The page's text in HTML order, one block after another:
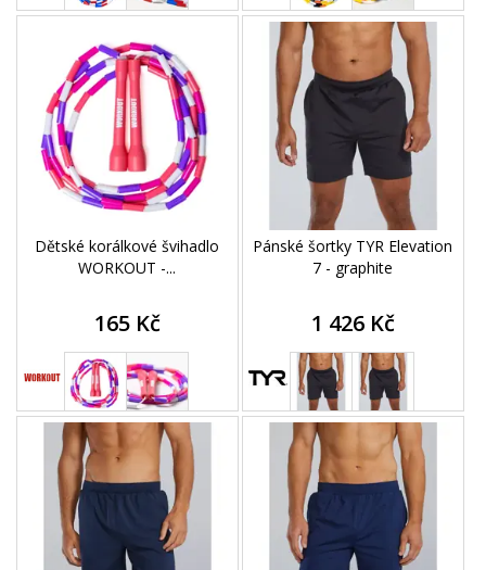
Dětské korálkové švihadlo
WORKOUT -...
165 Kč
Pánské šortky TYR Elevation
7 - graphite
1 426 Kč